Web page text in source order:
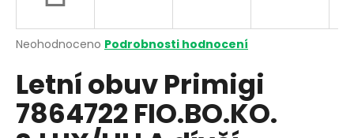
Průměrné
produktu
je
0,0
z
5
Neohodnoceno Podrobnosti hodnocení
Letní obuv Primigi
7864722 FIO.BO.KO.
j
t
?